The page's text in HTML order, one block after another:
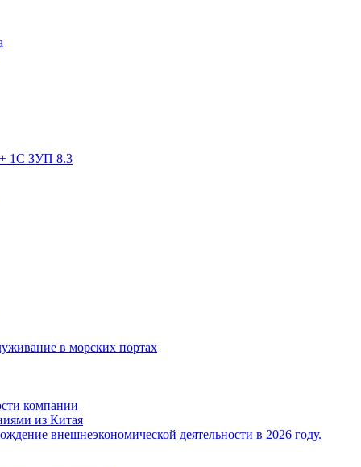
+ 1С ЗУП 8.3
в морских портах
компании
из Китая
внешнеэкономической деятельности в 2026 году.